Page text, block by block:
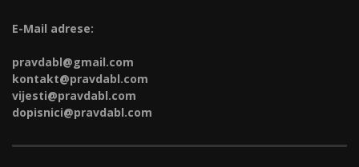
E-Mail adrese:
pravdabl@gmail.com
kontakt@pravdabl.com
vijesti@pravdabl.com
dopisnici@pravdabl.com